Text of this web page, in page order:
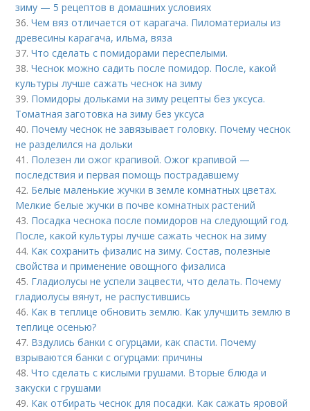
зиму — 5 рецептов в домашних условиях
36.Чем вяз отличается от карагача. Пиломатериалы из
древесины карагача, ильма, вяза
37.Что сделать с помидорами переспелыми.
38.Чеснок можно садить после помидор. После, какой
культуры лучше сажать чеснок на зиму
39. Помидоры дольками на зиму рецепты без уксуса.
Томатная заготовка на зиму без уксуса
40. Почему чеснок не завязывает головку. Почему чеснок
не разделился на дольки
41. Полезен ли ожог крапивой. Ожог крапивой —
последствия и первая помощь пострадавшему
42. Белые маленькие жучки в земле комнатных цветах.
Мелкие белые жучки в почве комнатных растений
43. Посадка чеснока после помидоров на следующий год.
После, какой культуры лучше сажать чеснок на зиму
44. Как сохранить физалис на зиму. Состав, полезные
свойства и применение овощного физалиса
45. Гладиолусы не успели зацвести, что делать. Почему
гладиолусы вянут, не распустившись
46. Как в теплице обновить землю. Как улучшить землю в
теплице осенью?
47. Вздулись банки с огурцами, как спасти. Почему
взрываются банки с огурцами: причины
48.Что сделать с кислыми грушами. Вторые блюда и
закуски с грушами
49. Как отбирать чеснок для посадки. Как сажать яровой